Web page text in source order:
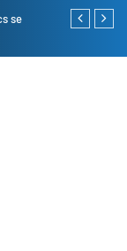
se
Empresas